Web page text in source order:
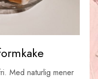
Med naturlig mener